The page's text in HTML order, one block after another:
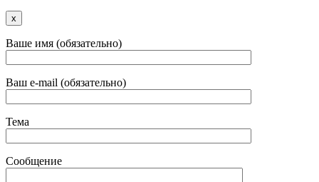
x
Ваше имя (обязательно)
Ваш e-mail (обязательно)
Тема
Сообщение